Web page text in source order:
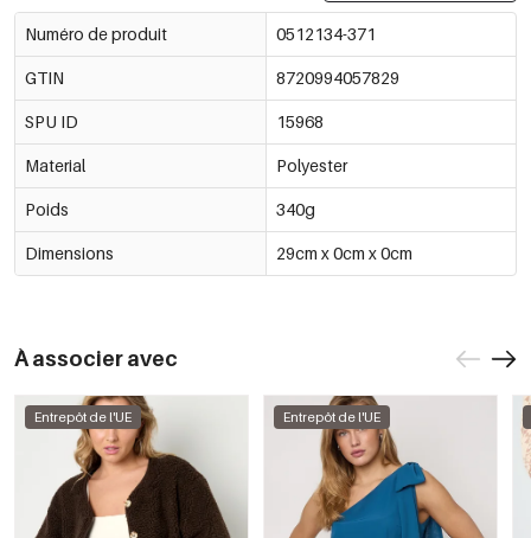
Numéro de produit 0512134-371
GTIN 8720994057829
SPU ID 15968
Material Polyester
Poids 340g
Dimensions 29cm x 0cm x 0cm
À associer avec
Entrepôt de l'UE Entrepôt de l'UE